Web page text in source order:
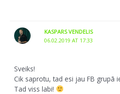
KASPARS VENDELIS
06.02.2019 AT 17:33
Sveiks!
Cik saprotu, tad esi jau FB grupā
Tad viss labi!